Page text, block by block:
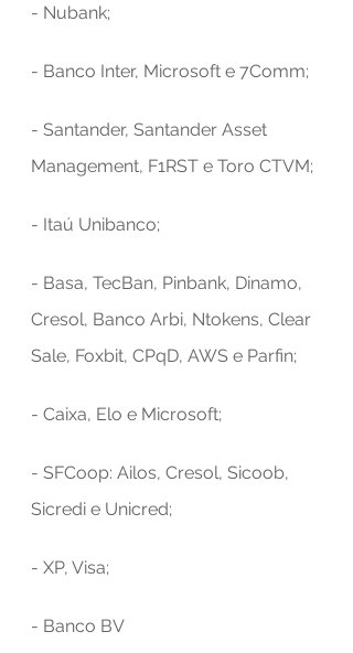
- Nubank;
- Banco Inter, Microsoft e 7Comm;
- Santander, Santander Asset
Management, F1RST e Toro CTVM;
- Itaú Unibanco;
- Basa, TecBan, Pinbank, Dinamo,
Cresol, Banco Arbi, Ntokens, Clear
Sale, Foxbit, CPqD, AWS e Parfin;
- Caixa, Elo e Microsoft;
- SFCoop: Ailos, Cresol, Sicoob,
Sicredi e Unicred;
- XP, Visa;
- Banco BV